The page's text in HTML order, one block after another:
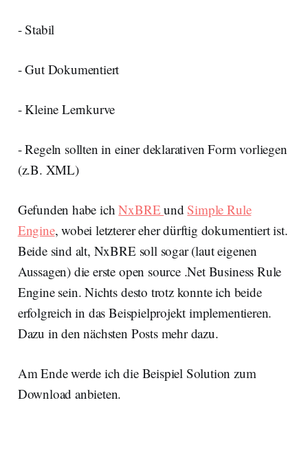
- Stabil
- Gut Dokumentiert
- Kleine Lernkurve
- Regeln sollten in einer deklarativen Form vorliegen
(z.B. XML)
Gefunden habe ichNxBREund Simple Rule
Engine, wobei letzterer eher dürftig dokumentiert ist.
Beide sind alt, NxBRE soll sogar (laut eigenen
Aussagen) die erste open source .Net Business Rule
Engine sein. Nichts desto trotz konnte ich beide
erfolgreich in das Beispielprojekt implementieren.
Dazu in den nächsten Posts mehr dazu.
Am Ende werde ich die Beispiel Solution zum
Download anbieten.